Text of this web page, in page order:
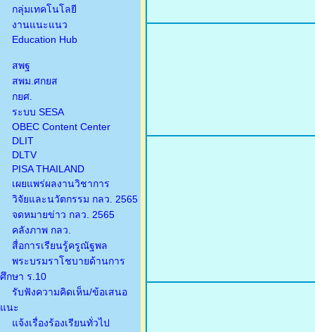
กลุ่มเทคโนโลยี
งานแนะแนว
Education Hub
สพฐ
สพม.ศกยส
กยศ.
ระบบ SESA
OBEC Content Center
DLIT
DLTV
PISA THAILAND
เผยแพร่ผลงานวิชาการ
วิจัยและนวัตกรรม กลว. 2565
จดหมายข่าว กลว. 2565
คลังภาพ กลว.
สื่อการเรียนรู้ครูณัฐพล
พระบรมราโชบายด้านการ
ศึกษา ร.10
รับฟังความคิดเห็น/ข้อเสนอ
แนะ
แจ้งเรื่องร้องเรียนทั่วไป